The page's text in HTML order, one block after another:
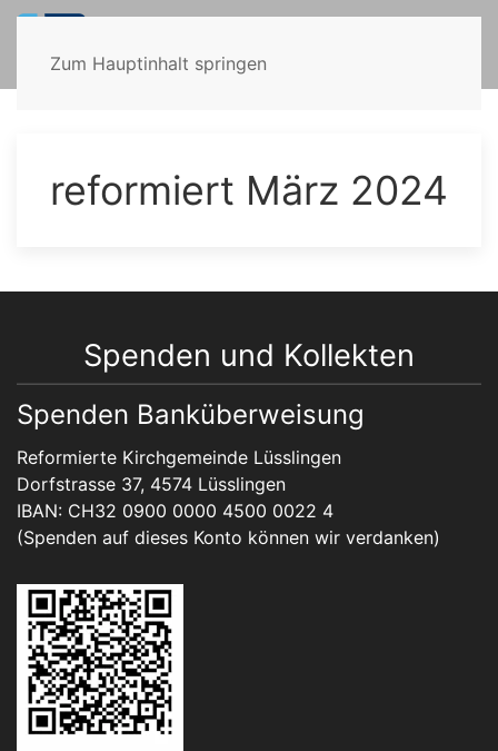
Zum Hauptinhalt springen
reformiert März 2024
Spenden und Kollekten
Spenden Banküberweisung
Reformierte Kirchgemeinde Lüsslingen
Dorfstrasse 37, 4574 Lüsslingen
IBAN: CH32 0900 0000 4500 0022 4
(Spenden auf dieses Konto können wir verdanken)